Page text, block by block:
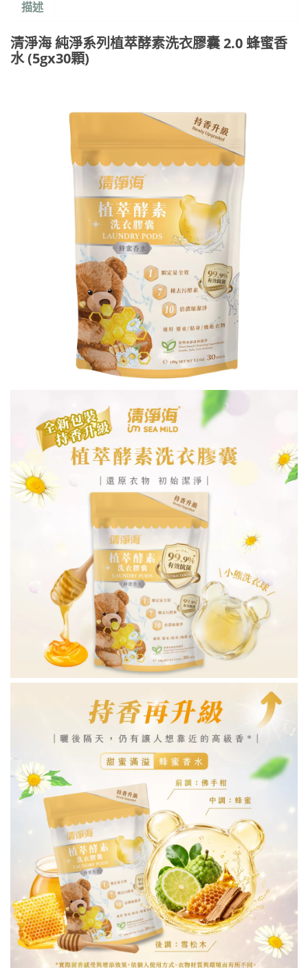
描述
清淨海 純淨系列植萃酵素洗衣膠囊 2.0 蜂蜜香
水 (5gx30顆)